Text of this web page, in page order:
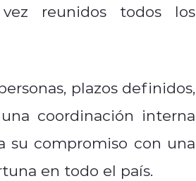
reunidos todos los
plazos definidos,
coordinación interna
su compromiso con una
en todo el país.